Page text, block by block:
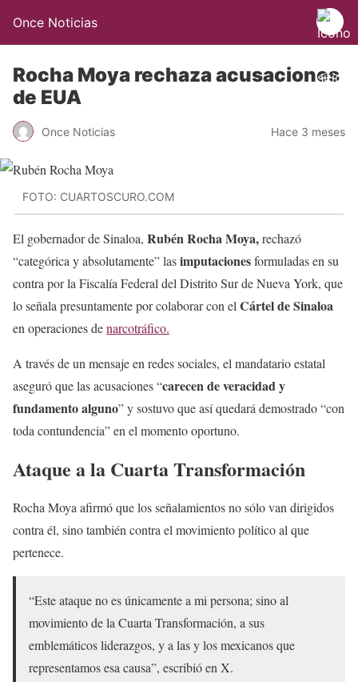
Once Noticias
Rocha Moya rechaza acusaciones
de EUA
Once Noticias Hace 3 meses
FOTO: CUARTOSCURO.COM
El gobernador de Sinaloa, Rubén Rocha Moya,rechazó
“categórica y absolutamente” lasimputacionesformuladas en su
contra por la Fiscalía Federal del Distrito Sur de Nueva York, que
lo señala presuntamente por colaborar con el Cártel de Sinaloa
en operaciones denarcotráfico.
A través de un mensaje en redes sociales, el mandatario estatal
aseguró que las acusaciones “carecen de veracidad y
fundamento alguno” y sostuvo que así quedará demostrado “con
toda contundencia” en el momento oportuno.
Ataque a la Cuarta Transformación
Rocha Moya afirmó que los señalamientos no sólo van dirigidos
contra él, sino también contra el movimiento político al que
pertenece.
“Este ataque no es únicamente a mi persona; sino al
movimiento de la Cuarta Transformación, a sus
emblemáticos liderazgos, y a las y los mexicanos que
representamos esa causa”, escribió en X.